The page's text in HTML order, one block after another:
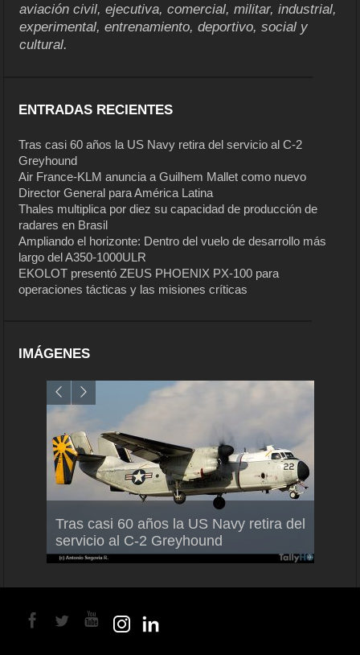
aviación civil, ejecutiva, comercial, militar, industrial,
experimental, entrenamiento, deportivo, social y
cultural.
ENTRADAS RECIENTES
Tras casi 60 años la US Navy retira del servicio al C-2
Greyhound
Air France-KLM anuncia a Guilhem Mallet como nuevo
Director General para América Latina
Thales multiplica por diez su capacidad de producción de
radares en Brasil
Ampliando el horizonte: Dentro del vuelo de desarrollo más
largo del A350-1000ULR
EKOLOT presentó ZEUS PHOENIX PX-100 para
operaciones tácticas y las misiones críticas
IMÁGENES
Tras casi 60 años la US Navy retira del
servicio al C-2 Greyhound
Air France-KLM anuncia a Guilhem
Mallet como nuevo Director General
para América Latina